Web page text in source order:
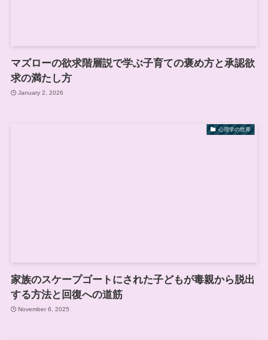
マズローの欲求階層説で学ぶ子育ての褒め方と承認欲
求の満たし方
January 2, 2026
心理学の世界
家族のスケープゴートにされた子どもが毒親から脱出
する方法と回復への道筋
November 6, 2025